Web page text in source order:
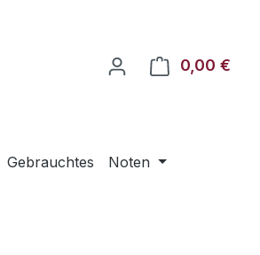
0,00 €
Gebrauchtes
Noten